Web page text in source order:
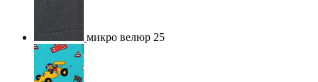
микро велюр 25